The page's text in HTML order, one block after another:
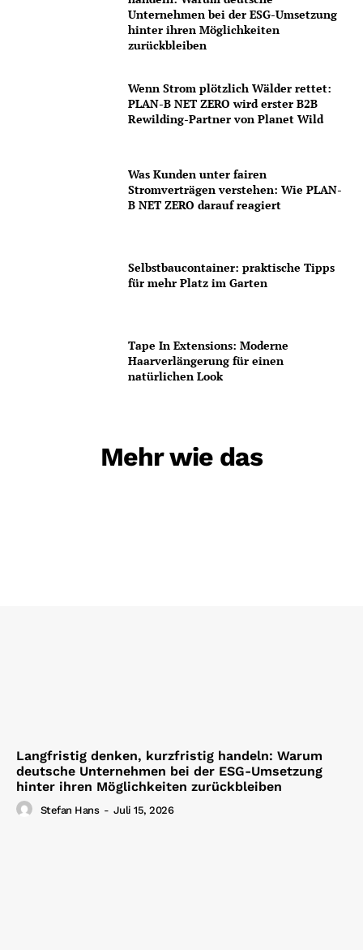
Unternehmen bei der ESG-Umsetzung
hinter ihren Möglichkeiten
zurückbleiben
Wenn Strom plötzlich Wälder rettet:
PLAN-B NET ZERO wird erster B2B
Rewilding-Partner von Planet Wild
Was Kunden unter fairen
Stromverträgen verstehen: Wie PLAN-
B NET ZERO darauf reagiert
Selbstbaucontainer: praktische Tipps
für mehr Platz im Garten
Tape In Extensions: Moderne
Haarverlängerung für einen
natürlichen Look
Mehr wie das
Langfristig denken, kurzfristig handeln: Warum
deutsche Unternehmen bei der ESG-Umsetzung
hinter ihren Möglichkeiten zurückbleiben
Stefan Hans - Juli 15, 2026